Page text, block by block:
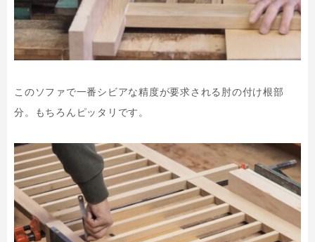
このソファで一番シビアな精度が要求される肘の付け根部
分。もちろんピッタリです。